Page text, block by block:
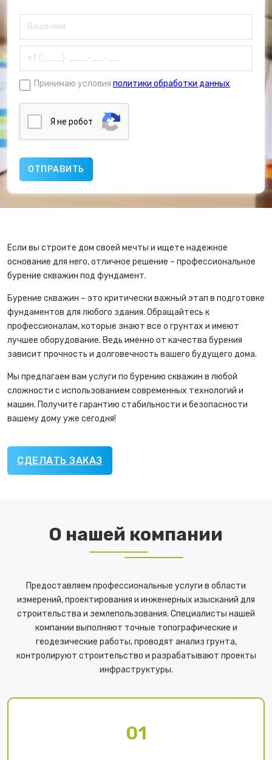
Принимаю условия политики обработки данных
Я нe poбoт
Если вы строите дом своей мечты и ищете надежное
основание для него, отличное решение – профессиональное
бурение скважин под фундамент.
Бурение скважин – это критически важный этап в подготовке
фундаментов для любого здания. Обращайтесь к
профессионалам, которые знают все о грунтах и имеют
лучшее оборудование. Ведь именно от качества бурения
зависит прочность и долговечность вашего будущего дома.
Мы предлагаем вам услуги по бурению скважин в любой
сложности с использованием современных технологий и
машин. Получите гарантию стабильности и безопасности
вашему дому уже сегодня!
СДЕЛАТЬ ЗАКАЗ
О нашей компании
Предоставляем профессиональные услуги в области
измерений, проектирования и инженерных изысканий для
строительства и землепользования. Специалисты нашей
компании выполняют точные топографические и
геодезические работы, проводят анализ грунта,
контролируют строительство и разрабатывают проекты
инфраструктуры.
01